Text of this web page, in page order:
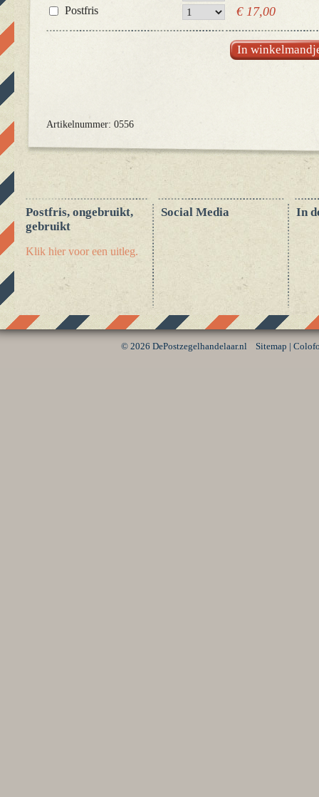
Postfris € 17,00
Artikelnummer: 0556
In
Postfris, ongebruikt,
gebruikt
Klik hier voor een uitleg.
Social Media In
© 2026 DePostzegelhandelaar.nlSitemap |